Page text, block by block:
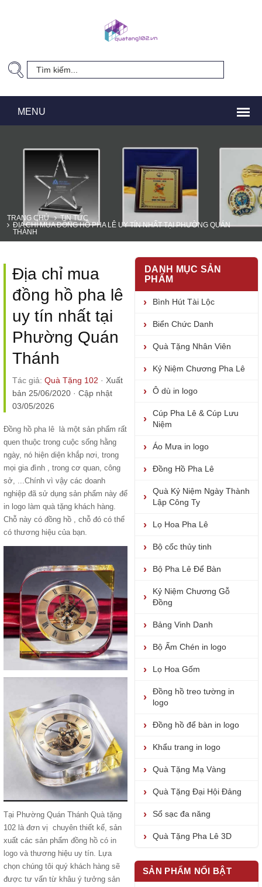
TRANG CHỦ
TIN TỨC
ĐỊA CHỈ MUA ĐỒNG HỒ PHA LÊ UY TÍN NHẤT TẠI PHƯỜNG QUÁN
THÁNH
Địa chỉ mua
đồng hồ pha lê
uy tín nhất tại
Phường Quán
Thánh
Tác giả: Quà Tặng 102 · Xuất
bản 25/06/2020 · Cập nhật
03/05/2026
Đồng hồ pha lê là một sản phẩm rất
quen thuộc trong cuộc sống hằng
ngày, nó hiện diện khắp nơi, trong
mọi gia đình , trong cơ quan, công
sở, ...Chính vì vậy các doanh
nghiệp đã sử dụng sản phẩm này để
in logo làm quà tặng khách hàng.
Chỗ này có đồng hồ , chỗ đó có thể
có thương hiệu của bạn.
Tại Phường Quán Thánh Quà tặng
102 là đơn vị chuyên thiết kế, sản
xuất các sản phẩm đồng hồ có in
logo và thương hiệu uy tín. Lựa
chọn chúng tôi quý khách hàng sẽ
được tư vấn từ khâu ý tưởng sản
DANH MỤC SẢN
PHẨM
Bình Hút Tài Lộc
Biển Chức Danh
Quà Tặng Nhân Viên
Kỷ Niệm Chương Pha Lê
Ô dù in logo
Cúp Pha Lê & Cúp Lưu
Niệm
Áo Mưa in logo
Đồng Hồ Pha Lê
Quà Kỷ Niệm Ngày Thành
Lập Công Ty
Lọ Hoa Pha Lê
Bộ cốc thủy tinh
Bộ Pha Lê Để Bàn
Kỷ Niệm Chương Gỗ
Đồng
Bảng Vinh Danh
Bộ Ấm Chén in logo
Lọ Hoa Gốm
Đồng hồ treo tường in
logo
Đồng hồ để bàn in logo
Khẩu trang in logo
Quà Tặng Mạ Vàng
Quà Tặng Đại Hội Đảng
Sổ sạc đa năng
Quà Tặng Pha Lê 3D
SẢN PHẨM NỔI BẬT